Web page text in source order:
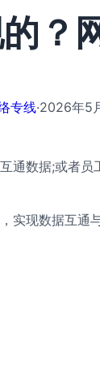
？
专线·2026年5
数据;或者
现数据互